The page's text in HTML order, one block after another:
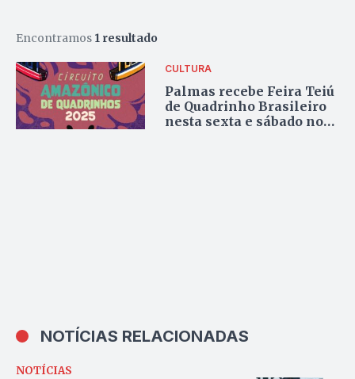
Encontramos 1 resultado
CULTURA
Palmas recebe Feira Teiú
de Quadrinho Brasileiro
nesta sexta e sábado no
NOTÍCIAS RELACIONADAS
NOTÍCIAS